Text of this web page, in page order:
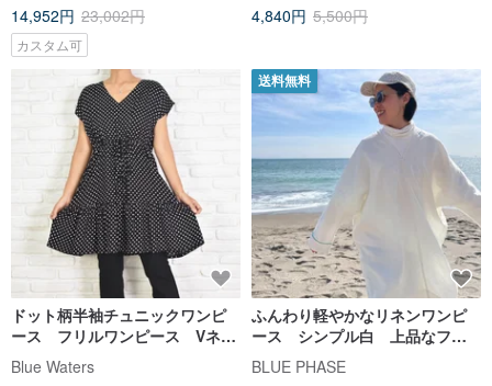
14,952円 23,002円
カスタム可
4,840円 5,500円
ドット柄半袖チュニックワンピ
ース フリルワンピース Vネッ
ク 水玉 ブラック
Blue Waters
送料無料
ふんわり軽やかなリネンワンピ
ース シンプル白 上品なフレ
ンチリネン使用 FrenchLinen
Poncho Dress
BLUE PHASE